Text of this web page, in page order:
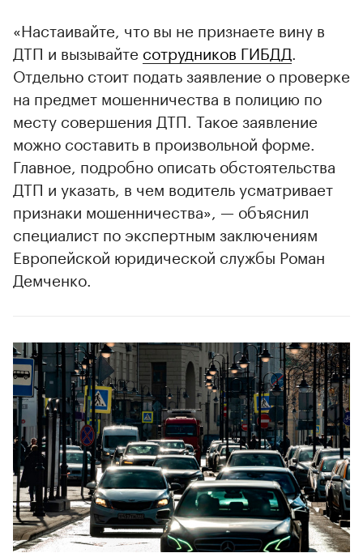
00:00 / 00:00
«Настаивайте, что вы не признаете вину в
ДТП и вызывайте сотрудников ГИБДД
Отдельно стоит подать заявление о проверке
на предмет мошенничества в полицию по
месту совершения ДТП. Такое заявление
можно составить в произвольной форме.
Главное, подробно описать обстоятельства
ДТП и указать, в чем водитель усматривает
признаки мошенничества», — объяснил
специалист по экспертным заключениям
Европейской юридической службы Роман
Демченко.